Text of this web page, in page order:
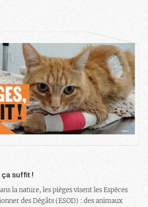
ça suffit !
la nature, les pièges visent les Espèces
des Dégâts (ESOD) : des animaux